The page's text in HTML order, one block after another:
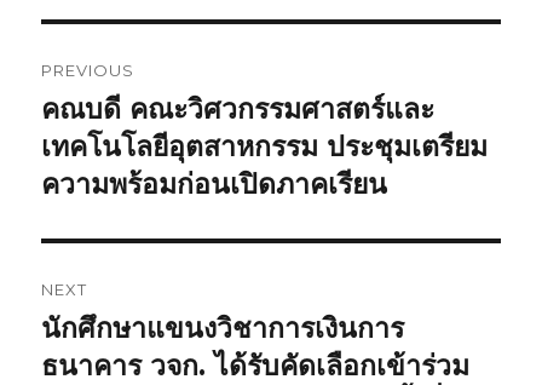
navigation
PREVIOUS
Previous
post:
คณบดี คณะวิศวกรรมศาสตร์และ
เทคโนโลยีอุตสาหกรรม ประชุมเตรียม
ความพร้อมก่อนเปิดภาคเรียน
NEXT
Next
post:
นักศึกษาแขนงวิชาการเงินการ
ธนาคาร วจก. ได้รับคัดเลือกเข้าร่วม